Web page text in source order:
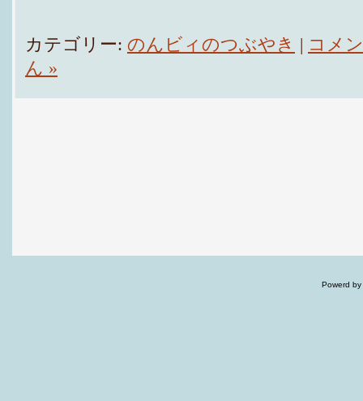
カテゴリー: のんビィのつぶやき | コメ
ん »
Powerd